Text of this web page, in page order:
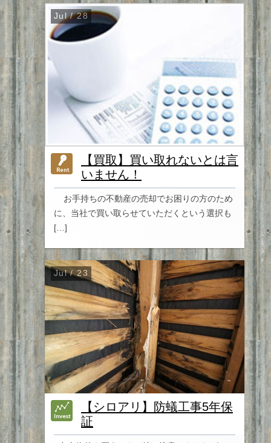
Jul / 28
【買取】買い取れないとは言
いません！
お手持ちの不動産の売却でお困りの方のため
に、当社で買い取らせていただくという選択も
[…]
Jul / 23
【シロアリ】防蟻工事5年保
証